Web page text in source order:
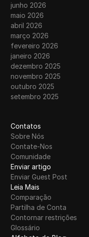
junho 2026
maio 2026
abril 2026
março 2026
fevereiro 2026
janeiro 2026
dezembro 2025
novembro 2025
outubro 2025
setembro 2025
Contatos
Sobre Nós
Contate-Nos
Comunidade
Enviar artigo
Enviar Guest Post
Leia Mais
Comparação
Partilha de Conta
Contornar restrições
Glossário